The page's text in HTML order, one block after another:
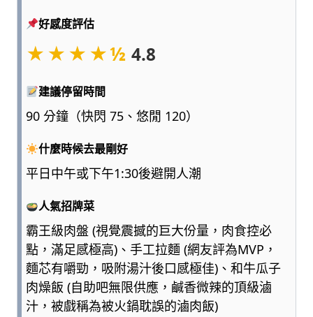
用，
輕
鬆
七
好感度評估
★★★★½ 4.8
建議停留時間
90 分鐘（快閃 75、悠閒 120）
什麼時候去最剛好
平日中午或下午1:30後避開人潮
人氣招牌菜
霸王級肉盤 (視覺震撼的巨大份量，肉食控必
點，滿足感極高)、手工拉麵 (網友評為MVP，
麵芯有嚼勁，吸附湯汁後口感極佳)、和牛瓜子
肉燥飯 (自助吧無限供應，鹹香微辣的頂級滷
汁，被戲稱為被火鍋耽誤的滷肉飯)